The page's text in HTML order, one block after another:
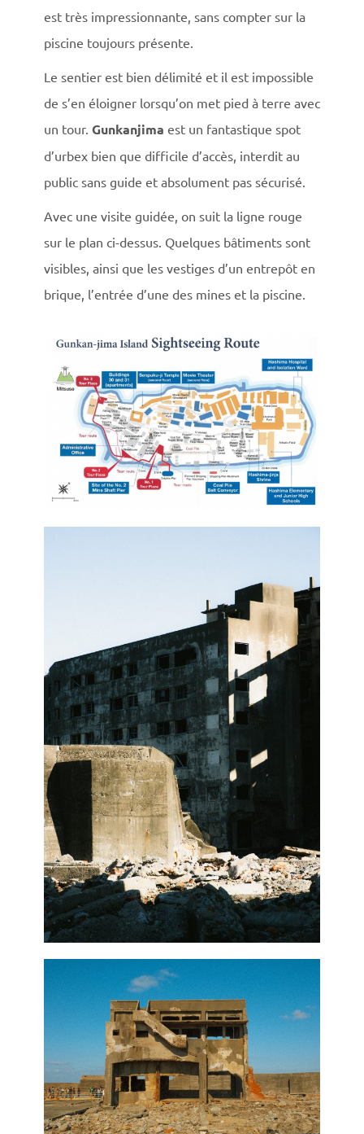
est très impressionnante, sans compter sur la
piscine toujours présente.
Le sentier est bien délimité et il est impossible
de s’en éloigner lorsqu’on met pied à terre avec
un tour. Gunkanjima est un fantastique spot
d’urbex bien que difficile d’accès, interdit au
public sans guide et absolument pas sécurisé.
Avec une visite guidée, on suit la ligne rouge
sur le plan ci-dessus. Quelques bâtiments sont
visibles, ainsi que les vestiges d’un entrepôt en
brique, l’entrée d’une des mines et la piscine.